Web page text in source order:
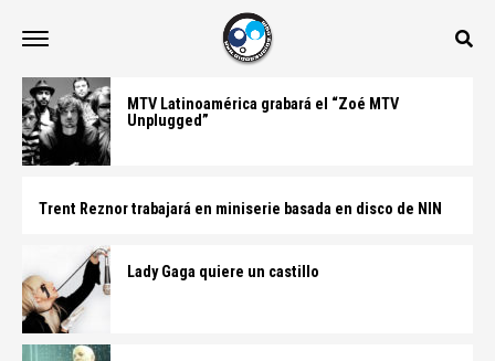
MTV Latinoamérica grabará el “Zoé MTV
Unplugged”
Trent Reznor trabajará en miniserie basada en disco de NIN
Lady Gaga quiere un castillo